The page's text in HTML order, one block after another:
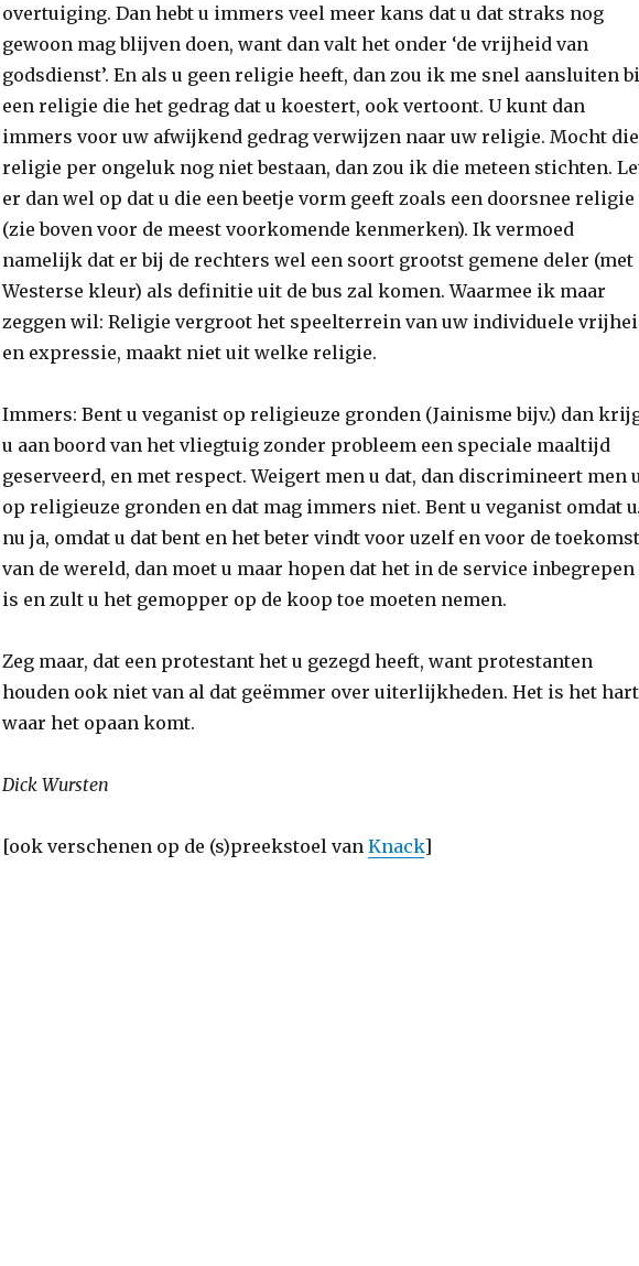
overtuiging. Dan hebt u immers veel meer kans dat u dat straks nog
gewoon mag blijven doen, want dan valt het onder ‘de vrijheid van
godsdienst’. En als u geen religie heeft, dan zou ik me snel aansluiten
een religie die het gedrag dat u koestert, ook vertoont. U kunt dan
immers voor uw afwijkend gedrag verwijzen naar uw religie. Mocht die
religie per ongeluk nog niet bestaan, dan zou ik die meteen stichten.
er dan wel op dat u die een beetje vorm geeft zoals een doorsnee religie
(zie boven voor de meest voorkomende kenmerken). Ik vermoed
namelijk dat er bij de rechters wel een soort grootst gemene deler (met
Westerse kleur) als definitie uit de bus zal komen. Waarmee ik maar
zeggen wil: Religie vergroot het speelterrein van uw individuele
en expressie, maakt niet uit welke religie.
Immers: Bent u veganist op religieuze gronden (Jainisme bijv.) dan
u aan boord van het vliegtuig zonder probleem een speciale maaltijd
geserveerd, en met respect. Weigert men u dat, dan discrimineert men
op religieuze gronden en dat mag immers niet. Bent u veganist omdat
nu ja, omdat u dat bent en het beter vindt voor uzelf en voor de toekomst
van de wereld, dan moet u maar hopen dat het in de service inbegrepen
is en zult u het gemopper op de koop toe moeten nemen.
Zeg maar, dat een protestant het u gezegd heeft, want protestanten
houden ook niet van al dat geëmmer over uiterlijkheden. Het is het hart
waar het opaan komt.
Dick Wursten
[ook verschenen op de (s)preekstoel van Knack]